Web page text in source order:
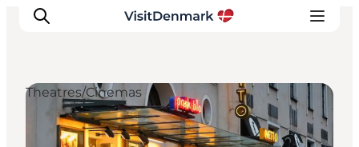
Inspirations
Theatres/Cinemas